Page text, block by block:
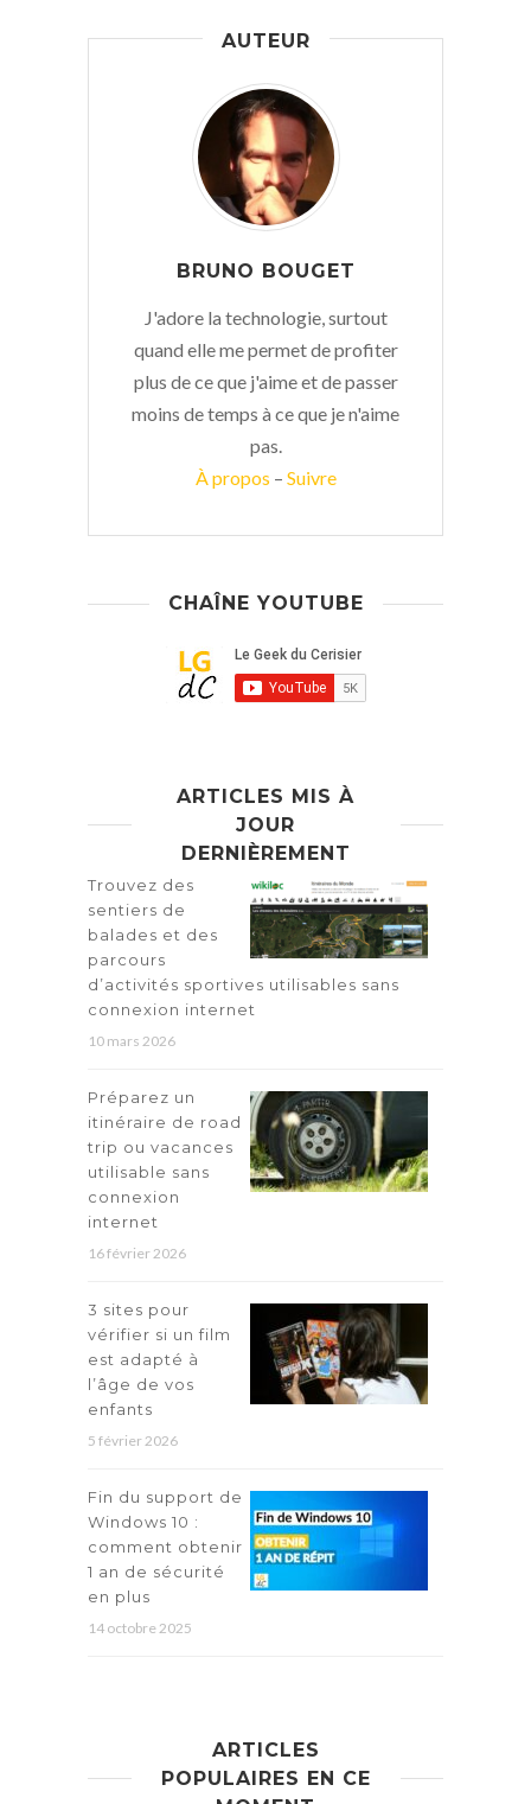
AUTEUR
BRUNO BOUGET
J'adore la technologie, surtout
quand elle me permet de profiter
plus de ce que j'aime et de passer
moins de temps à ce que je n'aime
pas.
À propos – Suivre
CHAÎNE YOUTUBE
ARTICLES MIS À
JOUR
DERNIÈREMENT
Trouvez des
sentiers de
balades et des
parcours
d’activités sportives utilisables sans
connexion internet
10 mars 2026
Préparez un
itinéraire de road
trip ou vacances
utilisable sans
connexion
internet
16 février 2026
3 sites pour
vérifier si un film
est adapté à
l’âge de vos
enfants
5 février 2026
Fin du support de
Windows 10 :
comment obtenir
1 an de sécurité
en plus
14 octobre 2025
ARTICLES
POPULAIRES EN CE